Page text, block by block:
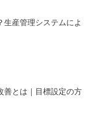
生産管理システムによ
善とは｜目標設定の方